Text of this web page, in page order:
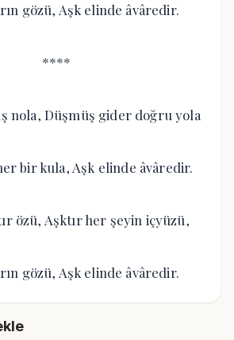
gözü, Aşk elinde âvâredir.
****
nola, Düşmüş gider doğru yola
bir kula, Aşk elinde âvâredir.
özü, Aşktır her şeyin içyüzü,
gözü, Aşk elinde âvâredir.